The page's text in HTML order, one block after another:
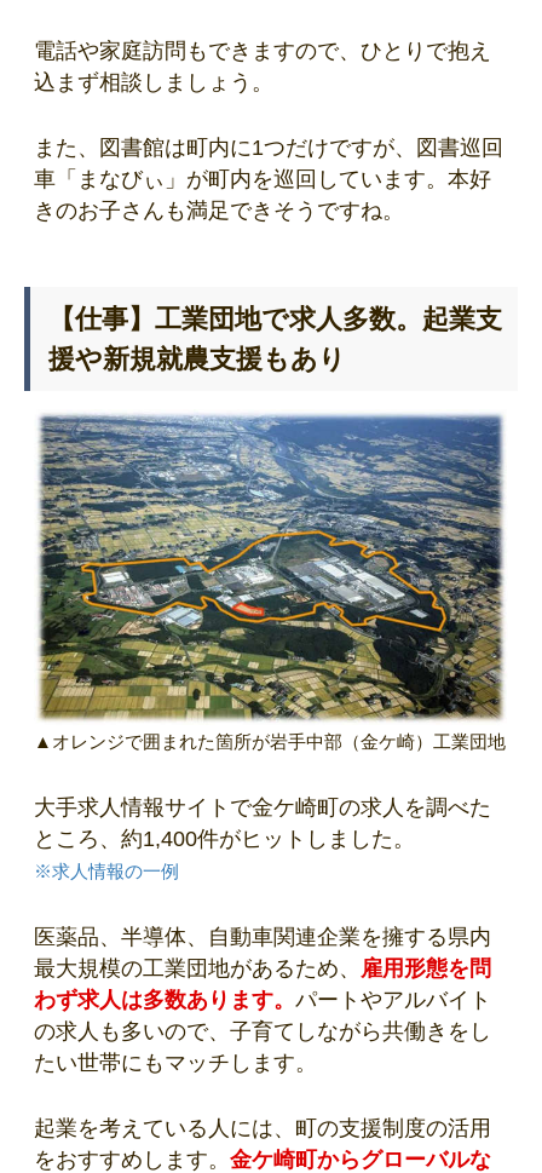
電話や家庭訪問もできますので、ひとりで抱え
込まず相談しましょう。
また、図書館は町内に1つだけですが、図書巡回
車「まなびぃ」が町内を巡回しています。本好
きのお子さんも満足できそうですね。
【仕事】工業団地で求人多数。起業支
援や新規就農支援もあり
▲オレンジで囲まれた箇所が岩手中部（金ケ崎）工業団地
大手求人情報サイトで金ケ崎町の求人を調べた
ところ、約1,400件がヒットしました。
※求人情報の一例
医薬品、半導体、自動車関連企業を擁する県内
最大規模の工業団地があるため、 雇用形態を問
わず求人は多数あります。 パートやアルバイト
の求人も多いので、子育てしながら共働きをし
たい世帯にもマッチします。
起業を考えている人には、町の支援制度の活用
をおすすめします。 金ケ崎町からグローバルな